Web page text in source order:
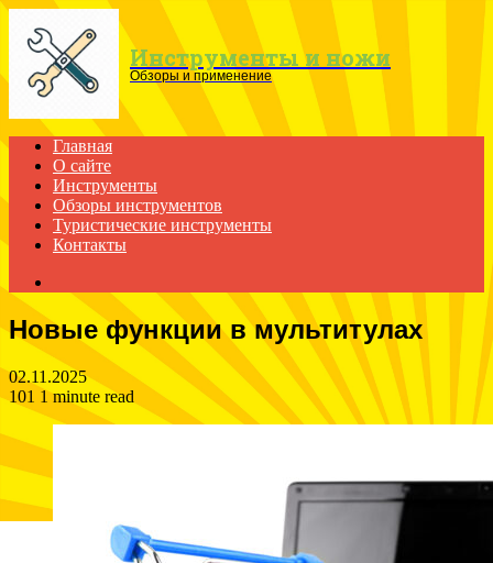
Menu
Инструменты и ножи
Обзоры и применение
Главная
О сайте
Инструменты
Обзоры инструментов
Туристические инструменты
Контакты
Новые функции в мультитулах
02.11.2025
101 1 minute read